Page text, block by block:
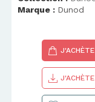
Marque : Dunod